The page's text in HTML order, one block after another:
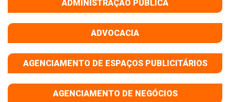
ADMINISTRAÇÃO PÚBLICA
ADVOCACIA
AGENCIAMENTO DE ESPAÇOS PUBLICITÁRIOS
AGENCIAMENTO DE NEGÓCIOS